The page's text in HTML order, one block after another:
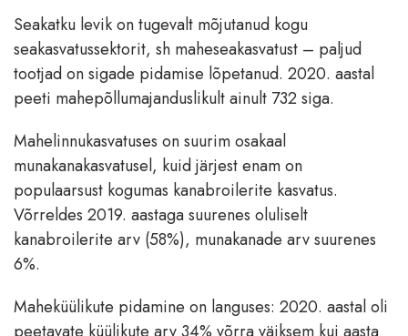
Seakatku levik on tugevalt mõjutanud kogu
seakasvatussektorit, sh maheseakasvatust – paljud
tootjad on sigade pidamise lõpetanud. 2020. aastal
peeti mahepõllumajanduslikult ainult 732 siga.
Mahelinnukasvatuses on suurim osakaal
munakanakasvatusel, kuid järjest enam on
populaarsust kogumas kanabroilerite kasvatus.
Võrreldes 2019. aastaga suurenes oluliselt
kanabroilerite arv (58%), munakanade arv suurenes
6%.
Maheküülikute pidamine on languses: 2020. aastal oli